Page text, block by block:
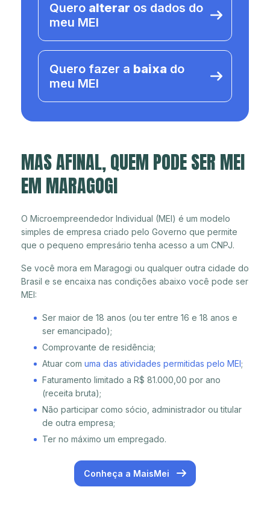
Quero alterar os dados do
meu MEI
Quero fazer a baixa do
meu MEI
MAS AFINAL, QUEM PODE SER MEI
EM MARAGOGI
O Microempreendedor Individual (MEI) é um modelo
simples de empresa criado pelo Governo que permite
que o pequeno empresário tenha acesso a um CNPJ.
Se você mora em Maragogi ou qualquer outra cidade do
Brasil e se encaixa nas condições abaixo você pode ser
MEI:
Ser maior de 18 anos (ou ter entre 16 e 18 anos e
ser emancipado);
Comprovante de residência;
Atuar com uma das atividades permitidas pelo MEI;
Faturamento limitado a R$ 81.000,00 por ano
(receita bruta);
Não participar como sócio, administrador ou titular
de outra empresa;
Ter no máximo um empregado.
Conheça a MaisMei